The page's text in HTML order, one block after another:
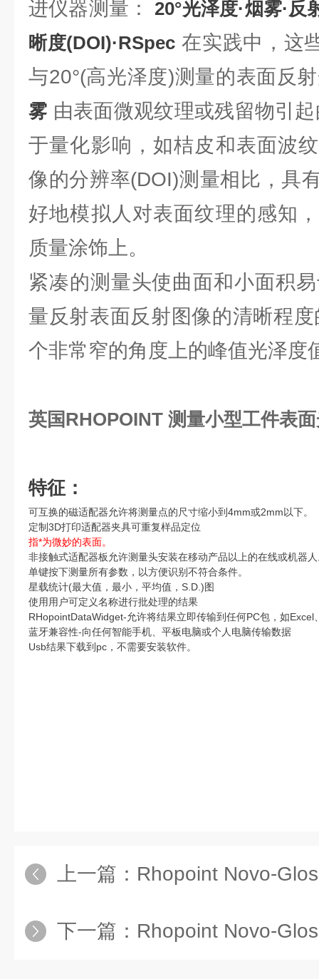
进仪器测量： 20°光泽度·烟雾·
晰度(DOI)·RSpec 在实践中，这
与20°(高光泽度)测量的表面反
雾 由表面微观纹理或残留物引
于量化影响，如桔皮和表面波
像的分辨率(DOI)测量相比，具
好地模拟人对表面纹理的感知
质量涂饰上。
紧凑的测量头使曲面和小面积
量反射表面反射图像的清晰程
个非常窄的角度上的峰值光泽度
英国RHOPOINT 测量小型工件表
特征：
可互换的磁适配器允许将测量点的尺寸缩小到4mm或2mm以下。
定制3D打印适配器夹具可重复样品定位
指*为微妙的表面。
非接触式适配器板允许测量头安装在移动产品以上的在线或机器
单键按下测量所有参数，以方便识别不符合条件。
星载统计(最大值，最小，平均值，S.D.)图
使用用户可定义名称进行批处理的结果
RHopointDataWidget-允许将结果立即传输到任何PC包，如Excel
蓝牙兼容性-向任何智能手机、平板电脑或个人电脑传输数据
Usb结果下载到pc，不需要安装软件。
上一篇： Rhopoint Novo-Gloss英国
下一篇： Rhopoint Novo-Gloss Flex